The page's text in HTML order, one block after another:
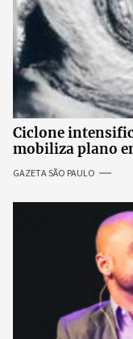
Ciclone
mobiliza plano
impactos no
GAZETA SÃO PAULO